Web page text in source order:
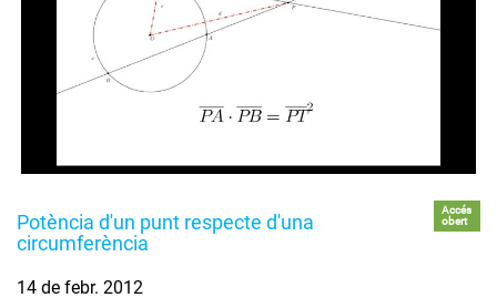
Potència d'un punt respecte d'una
circumferència
Accés
obert
14 de febr. 2012